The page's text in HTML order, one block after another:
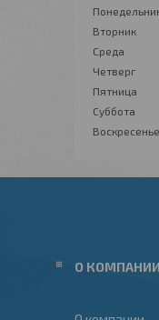
Вторник
Среда
Четверг
Пятница
Суббота
Воскресенье
О КОМПАНИИ